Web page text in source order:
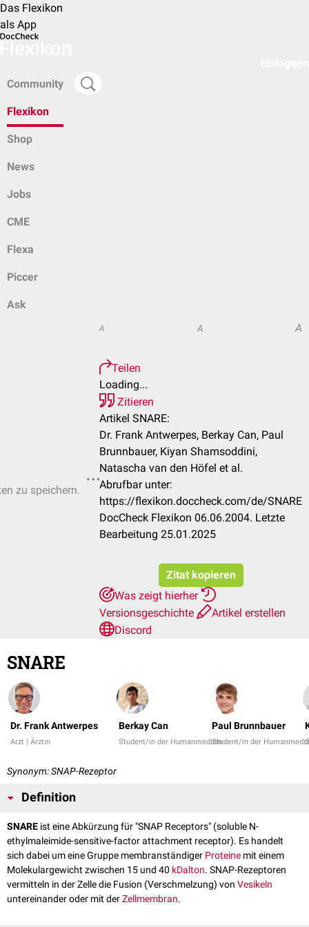
Das Flexikon
als App
Community
Flexikon
Shop
News
Jobs
CME
Flexa
Piccer
Ask
zu speichern.
A A A
Teilen
Loading...
Zitieren
Artikel SNARE:
Dr. Frank Antwerpes, Berkay Can, Paul
Brunnbauer, Kiyan Shamsoddini,
Natascha van den Höfel et al.
Abrufbar unter:
https://flexikon.doccheck.com/de/SNARE
DocCheck Flexikon 06.06.2004. Letzte
Bearbeitung 25.01.2025
Zitat kopieren
Was zeigt hierher
Versionsgeschichte
Artikel erstellen
Discord
SNARE
Dr. Frank Antwerpes
Arzt | Ärztin
Berkay Can
Student/in der Humanmedizin
Paul Brunnbauer
Student/in der
Synonym: SNAP-Rezeptor
Definition
SNARE ist eine Abkürzung für "SNAP Receptors" (soluble N-
ethylmaleimide-sensitive-factor attachment receptor). Es handelt
sich dabei um eine Gruppe membranständiger Proteine mit einem
Molekulargewicht zwischen 15 und 40 kDalton. SNAP-Rezeptoren
vermitteln in der Zelle die Fusion (Verschmelzung) von Vesikeln
untereinander oder mit derZellmembran.